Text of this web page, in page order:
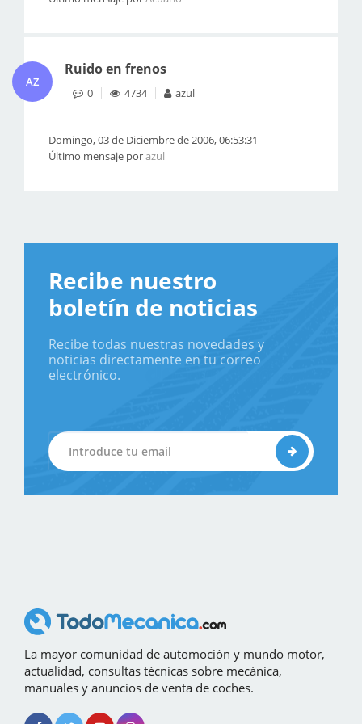
AZ
Ruido en frenos
0 4734 azul
Domingo, 03 de Diciembre de 2006, 06:53:31
Último mensaje porazul
Recibe nuestro
boletín de noticias
Recibe todas nuestras novedades y
noticias directamente en tu correo
electrónico.
La mayor comunidad de automoción y mundo motor,
actualidad, consultas técnicas sobre mecánica,
manuales y anuncios de venta de coches.